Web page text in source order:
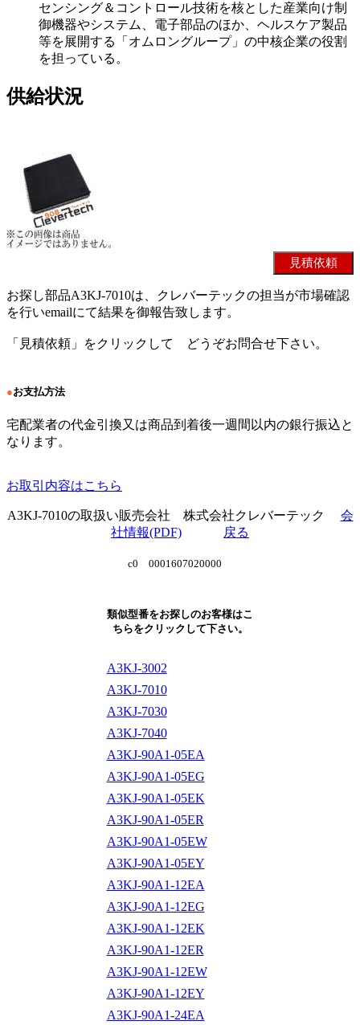
センシング＆コントロール技術を核とした産業向け制
御機器やシステム、電子部品のほか、ヘルスケア製品
等を展開する「オムロングループ」の中核企業の役割
を担っている。
供給状況
お探し部品A3KJ-7010は、クレバーテックの担当が市場確認
を行いemailにて結果を御報告致します。
「見積依頼」をクリックして どうぞお問合せ下さい。
●お支払方法
宅配業者の代金引換又は商品到着後一週間以内の銀行振込と
なります。
お取引内容はこちら
A3KJ-7010の取扱い販売会社 株式会社クレバーテック 会
社情報(PDF)
戻る
c0 0001607020000
類似型番をお探しのお客様はこ
ちらをクリックして下さい。
A3KJ-3002
A3KJ-7010
A3KJ-7030
A3KJ-7040
A3KJ-90A1-05EA
A3KJ-90A1-05EG
A3KJ-90A1-05EK
A3KJ-90A1-05ER
A3KJ-90A1-05EW
A3KJ-90A1-05EY
A3KJ-90A1-12EA
A3KJ-90A1-12EG
A3KJ-90A1-12EK
A3KJ-90A1-12ER
A3KJ-90A1-12EW
A3KJ-90A1-12EY
A3KJ-90A1-24EA